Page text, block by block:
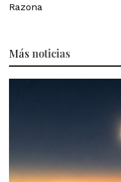
Razona
Más noticias